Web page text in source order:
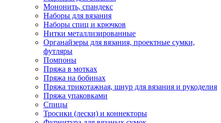
Мононить, спандекс
Наборы для вязания
Наборы спиц и крючков
Нитки металлизированные
Органайзеры для вязания, проектные сумки,
футляры
Помпоны
Пряжа в мотках
Пряжа на бобинах
Пряжа трикотажная, шнур для вязания и рукоделия
Пряжа упаковками
Спицы
Тросики (лески) и коннекторы